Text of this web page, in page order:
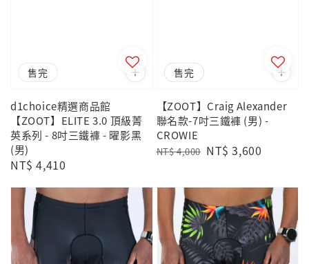
售完
d1choice精選商品館
【ZOOT】ELITE 3.0 頂級菁
英系列 - 8吋三鐵褲 - 曜影黑
(男)
Regular
NT$ 4,410
優惠
售完
【ZOOT】Craig Alexander
聯名款-7吋三鐵褲 (男) -
CROWIE
Regular
NT$ 4,000 Sale
NT$ 3,600